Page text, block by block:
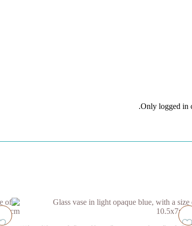
Only logged in